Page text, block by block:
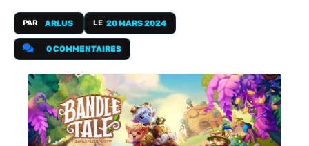
PAR ARLUS LE 20 MARS 2024
0 COMMENTAIRES